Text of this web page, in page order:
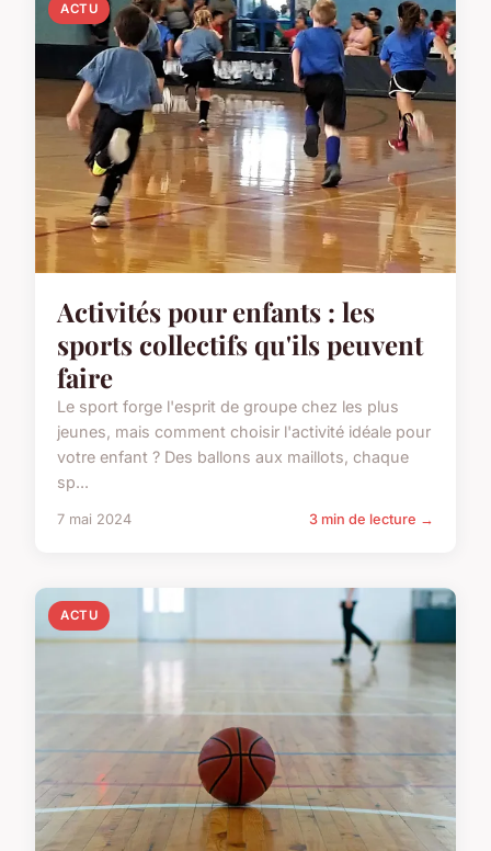
ACTU
Activités pour enfants : les
sports collectifs qu'ils peuvent
faire
Le sport forge l'esprit de groupe chez les plus
jeunes, mais comment choisir l'activité idéale pour
votre enfant ? Des ballons aux maillots, chaque
sp...
7 mai 2024 3 min de lecture →
ACTU